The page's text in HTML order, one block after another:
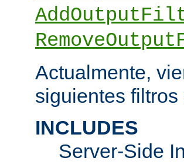
Actualmente,
siguientes
INCLUDES
Server-Side